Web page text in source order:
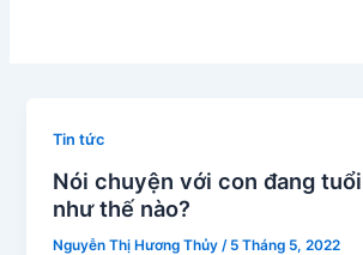
Tin tức
Nói chuyện với con đang
như thế nào?
Nguyễn Thị Hương Thủy / 5 Tháng 5, 2022